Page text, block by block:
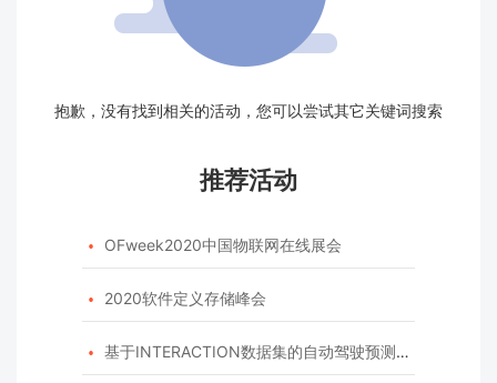
抱歉，没有找到相关的活动，您可以尝试其它关键词搜索
推荐活动
 OFweek2020中国物联网在线展会
 2020软件定义存储峰会
 基于INTERACTION数据集的自动驾驶预测模型挑战赛